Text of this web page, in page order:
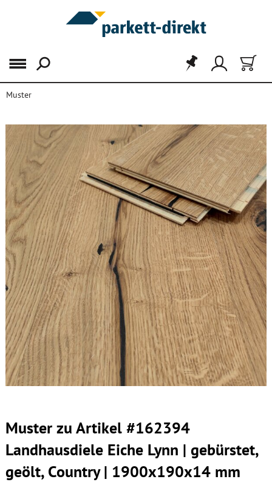
Menü
Muster
Muster zu Artikel #162394
Landhausdiele Eiche Lynn | gebürstet,
geölt, Country | 1900x190x14 mm